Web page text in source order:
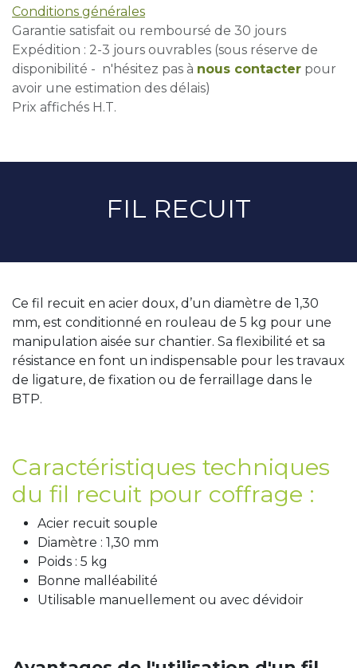
Conditions générales
Garantie satisfait ou remboursé de 30 jours
Expédition : 2-3 jours ouvrables (sous réserve de
disponibilité - n'hésitez pas à nous contacter pour
avoir une estimation des délais)
Prix affichés H.T.
FIL RECUIT
Ce fil recuit en acier doux, d’un diamètre de 1,30
mm, est conditionné en rouleau de 5 kg pour une
manipulation aisée sur chantier. Sa flexibilité et sa
résistance en font un indispensable pour les travaux
de ligature, de fixation ou de ferraillage dans le
BTP.
Caractéristiques techniques
du fil recuit pour coffrage :
Acier recuit souple
Diamètre : 1,30 mm
Poids : 5 kg
Bonne malléabilité
Utilisable manuellement ou avec dévidoir